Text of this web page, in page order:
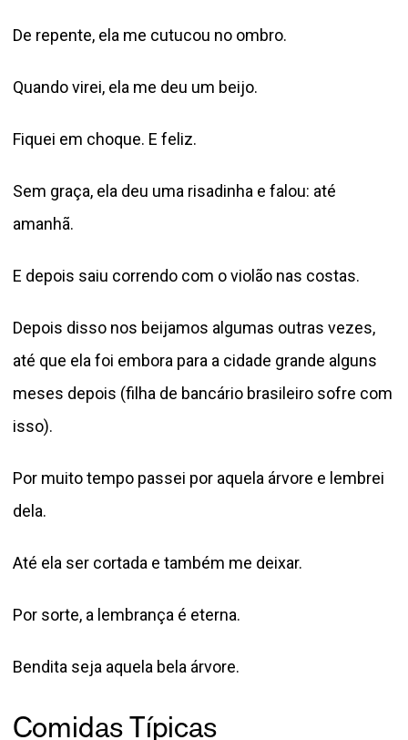
De repente, ela me cutucou no ombro.
Quando virei, ela me deu um beijo.
Fiquei em choque. E feliz.
Sem graça, ela deu uma risadinha e falou: até
amanhã.
E depois saiu correndo com o violão nas costas.
Depois disso nos beijamos algumas outras vezes,
até que ela foi embora para a cidade grande alguns
meses depois (filha de bancário brasileiro sofre com
isso).
Por muito tempo passei por aquela árvore e lembrei
dela.
Até ela ser cortada e também me deixar.
Por sorte, a lembrança é eterna.
Bendita seja aquela bela árvore.
Comidas Típicas